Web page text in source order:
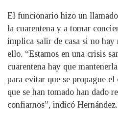
El funcionario hizo un
la cuarentena y a tomar
implica salir de casa si no
ello. “Estamos en una crisis
cuarentena hay que
para evitar que se propague
que se han tomado han dado
confiarnos”, indicó Hernández.